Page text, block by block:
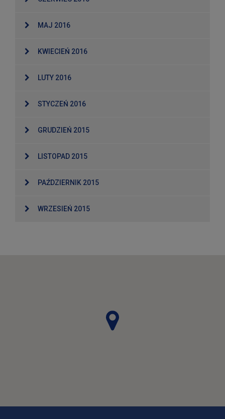
MAJ 2016
KWIECIEŃ 2016
LUTY 2016
STYCZEŃ 2016
GRUDZIEŃ 2015
LISTOPAD 2015
PAŹDZIERNIK 2015
WRZESIEŃ 2015